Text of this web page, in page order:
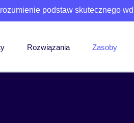
podstaw skutecznego
Rozwiązania Zasoby